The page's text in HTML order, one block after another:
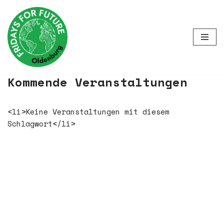
Zum
Inhalt
springen
Kommende Veranstaltungen
<li>Keine Veranstaltungen mit diesem
Schlagwort</li>